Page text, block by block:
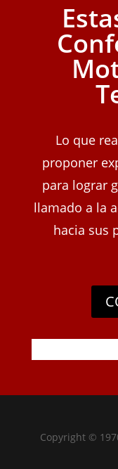
Lo que
proponer
para lograr
llamado a la
hacia sus
Copyright ©